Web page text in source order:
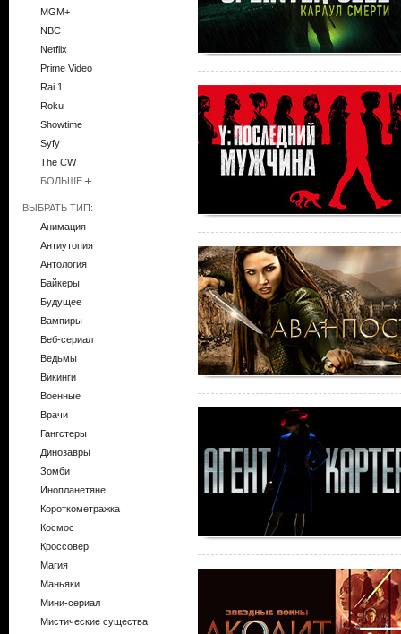
MGM+
NBC
Netflix
Prime Video
Rai 1
Roku
Showtime
Syfy
The CW
БОЛЬШЕ
ВЫБРАТЬ ТИП:
Анимация
Антиутопия
Антология
Байкеры
Будущее
Вампиры
Веб-сериал
Ведьмы
Викинги
Военные
Врачи
Гангстеры
Динозавры
Зомби
Инопланетяне
Короткометражка
Космос
Кроссовер
Магия
Маньяки
Мини-сериал
Мистические существа